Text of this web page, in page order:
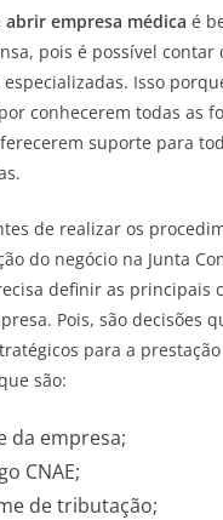
abrir empresa médica é
pois é possível contar
Isso
conhecerem todas as
suporte para
de realizar os
do negócio na Junta
definir as principais
Pois, são decisões
para a
são:
da empresa;
CNAE;
de tributação;